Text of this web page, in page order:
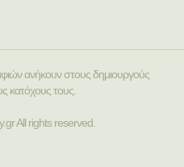
ανήκουν στους δημιουργούς
κατόχους τους.
All rights reserved.